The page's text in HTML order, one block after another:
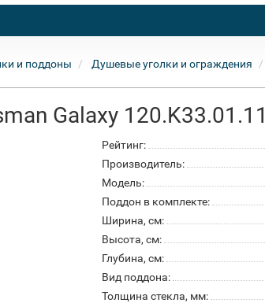
и поддоны Душевые уголки и ограждения
Galaxy
Рейтинг:
Производитель:
Модель:
Поддон в комплекте:
Ширина, см:
Высота, см:
Глубина, см:
Вид поддона:
Толщина стекла, мм: